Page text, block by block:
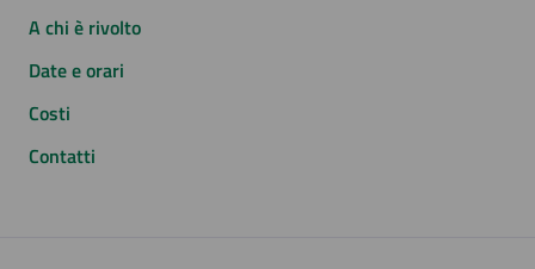
A chi è rivolto
Date e orari
Costi
Contatti